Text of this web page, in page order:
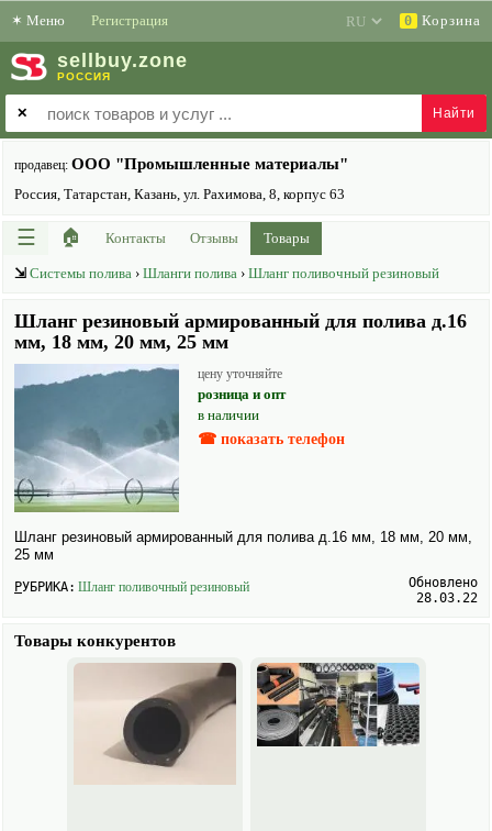
✶ Меню Регистрация 0 Корзина
sell buy.zone
РОССИЯ
✕
продавец: ООО "Промышленные материалы"
Россия, Татарстан, Казань, ул. Рахимова, 8, корпус 63
☰ 🏠 Контакты Отзывы Товары
⇲ Системы полива › Шланги полива › Шланг поливочный резиновый
Шланг резиновый армированный для полива д.16
мм, 18 мм, 20 мм, 25 мм
цену уточняйте
розница и опт
в наличии
☎ показать телефон
Шланг резиновый армированный для полива д.16 мм, 18 мм, 20 мм,
25 мм
РУБРИКА: Шланг поливочный резиновый
Обновлено
28.03.22
Товары конкурентов